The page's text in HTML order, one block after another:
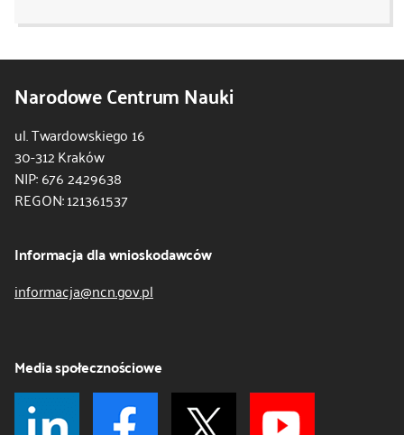
Narodowe Centrum Nauki
ul. Twardowskiego 16
30-312 Kraków
NIP: 676 2429638
REGON: 121361537
Informacja dla wnioskodawców
informacja@ncn.gov.pl
Media społecznościowe